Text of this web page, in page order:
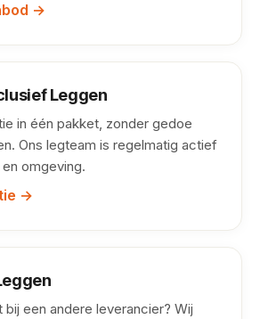
→
Leggen
in één pakket, zonder gedoe
Ons legteam is regelmatig actief
omgeving.
→
een andere leverancier? Wij